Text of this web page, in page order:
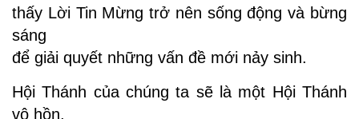
thấy Lời Tin Mừng trở nên sống động và bừng
sáng
để giải quyết những vấn đề mới nảy sinh.
Hội Thánh của chúng ta sẽ là một Hội Thánh
vô hồn,